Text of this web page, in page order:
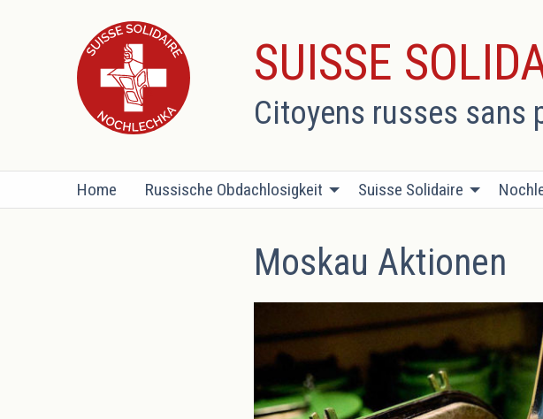
SUISSE
Citoyens russes sans
Home Russische Obdachlosigkeit Suisse Solidaire
Moskau Aktionen